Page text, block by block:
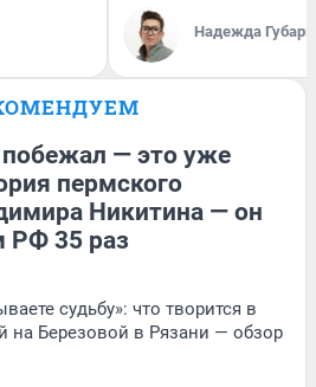
Надежда Губарь
побежал — это уже
пермского
Никитина — он
РФ 35 раз
судьбу»: что творится в
на Березовой в Рязани — обзор